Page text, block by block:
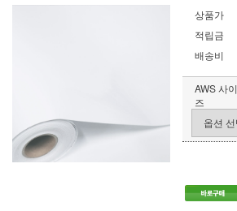
상품가
적립금
배송비
AWS 사이
즈